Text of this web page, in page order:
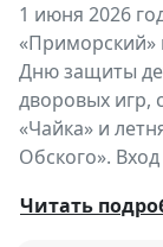
1 июня 2026
«Приморский»
Дню защиты
дворовых игр,
«Чайка» и
Обского».
🎈День
Читать